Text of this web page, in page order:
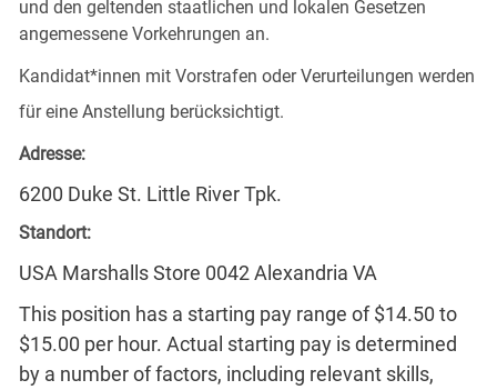
und den geltenden staatlichen und lokalen Gesetzen
angemessene Vorkehrungen an.
Kandidat*innen mit Vorstrafen oder Verurteilungen werden
für eine Anstellung berücksichtigt.
Adresse:
6200 Duke St. Little River Tpk.
Standort:
USA Marshalls Store 0042 Alexandria VA
This position has a starting pay range of $14.50 to
$15.00 per hour. Actual starting pay is determined
by a number of factors, including relevant skills,